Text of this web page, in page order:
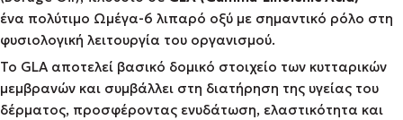
ένα πολύτιμο Ωμέγα-6 λιπαρό οξύ με σημαντικό ρόλο στη
φυσιολογική λειτουργία του οργανισμού.
Το GLA αποτελεί βασικό δομικό στοιχείο των κυτταρικών
μεμβρανών και συμβάλλει στη διατήρηση της υγείας του
δέρματος, προσφέροντας ενυδάτωση, ελαστικότητα και